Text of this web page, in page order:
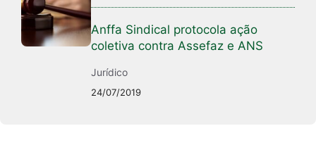
Anffa Sindical protocola ação
coletiva contra Assefaz e ANS
Jurídico
24/07/2019